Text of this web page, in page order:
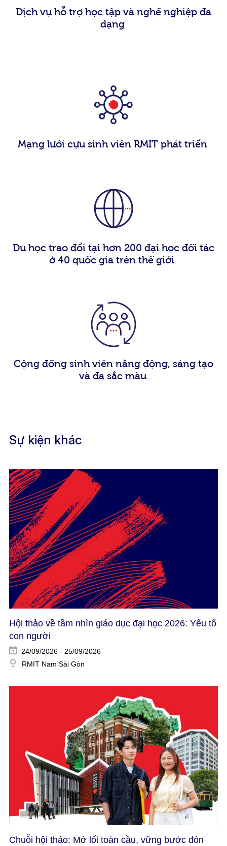
Dịch vụ hỗ trợ học tập và nghề nghiệp đa
dạng
Mạng lưới cựu sinh viên RMIT phát triển
Du học trao đổi tại hơn 200 đại học đối tác
ở 40 quốc gia trên thế giới
Cộng đồng sinh viên năng động, sáng tạo
và đa sắc màu
Sự kiện khác
Hội thảo về tầm nhìn giáo dục đại học 2026: Yếu tố
con người​
24/09/2026 - 25/09/2026
RMIT Nam Sài Gòn
Chuỗi hội thảo: Mở lối toàn cầu, vững bước đón